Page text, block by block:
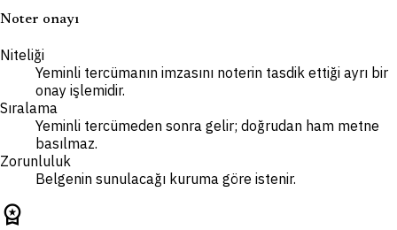
Noter onayı
Niteliği
Yeminli tercümanın imzasını noterin tasdik ettiği ayrı bir
onay işlemidir.
Sıralama
Yeminli tercümeden sonra gelir; doğrudan ham metne
basılmaz.
Zorunluluk
Belgenin sunulacağı kuruma göre istenir.
workspace_premium